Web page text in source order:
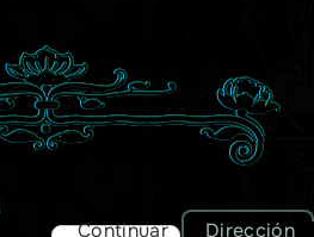
Continuar Dirección